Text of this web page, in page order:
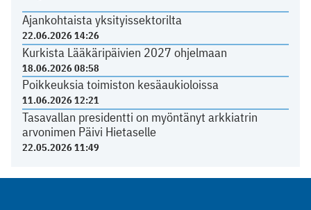
Ajankohtaista yksityissektorilta
22.06.2026 14:26
Kurkista Lääkäripäivien 2027 ohjelmaan
18.06.2026 08:58
Poikkeuksia toimiston kesäaukioloissa
11.06.2026 12:21
Tasavallan presidentti on myöntänyt arkkiatrin
arvonimen Päivi Hietaselle
22.05.2026 11:49